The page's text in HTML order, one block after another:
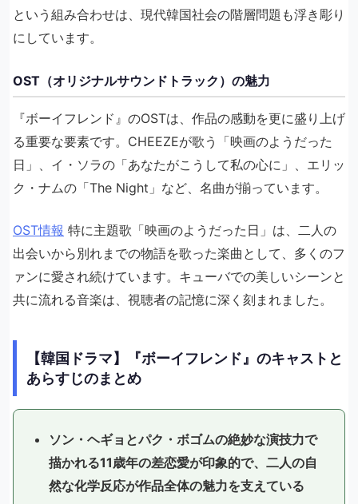
という組み合わせは、現代韓国社会の階層問題も浮き彫り
にしています。
OST（オリジナルサウンドトラック）の魅力
『ボーイフレンド』のOSTは、作品の感動を更に盛り上げ
る重要な要素です。CHEEZEが歌う「映画のようだった
日」、イ・ソラの「あなたがこうして私の心に」、エリッ
ク・ナムの「The Night」など、名曲が揃っています。
OST情報 特に主題歌「映画のようだった日」は、二人の
出会いから別れまでの物語を歌った楽曲として、多くのフ
ァンに愛され続けています。キューバでの美しいシーンと
共に流れる音楽は、視聴者の記憶に深く刻まれました。
【韓国ドラマ】『ボーイフレンド』のキャストと
あらすじのまとめ
ソン・ヘギョとパク・ボゴムの絶妙な演技力で
描かれる11歳年の差恋愛が印象的で、二人の自
然な化学反応が作品全体の魅力を支えている